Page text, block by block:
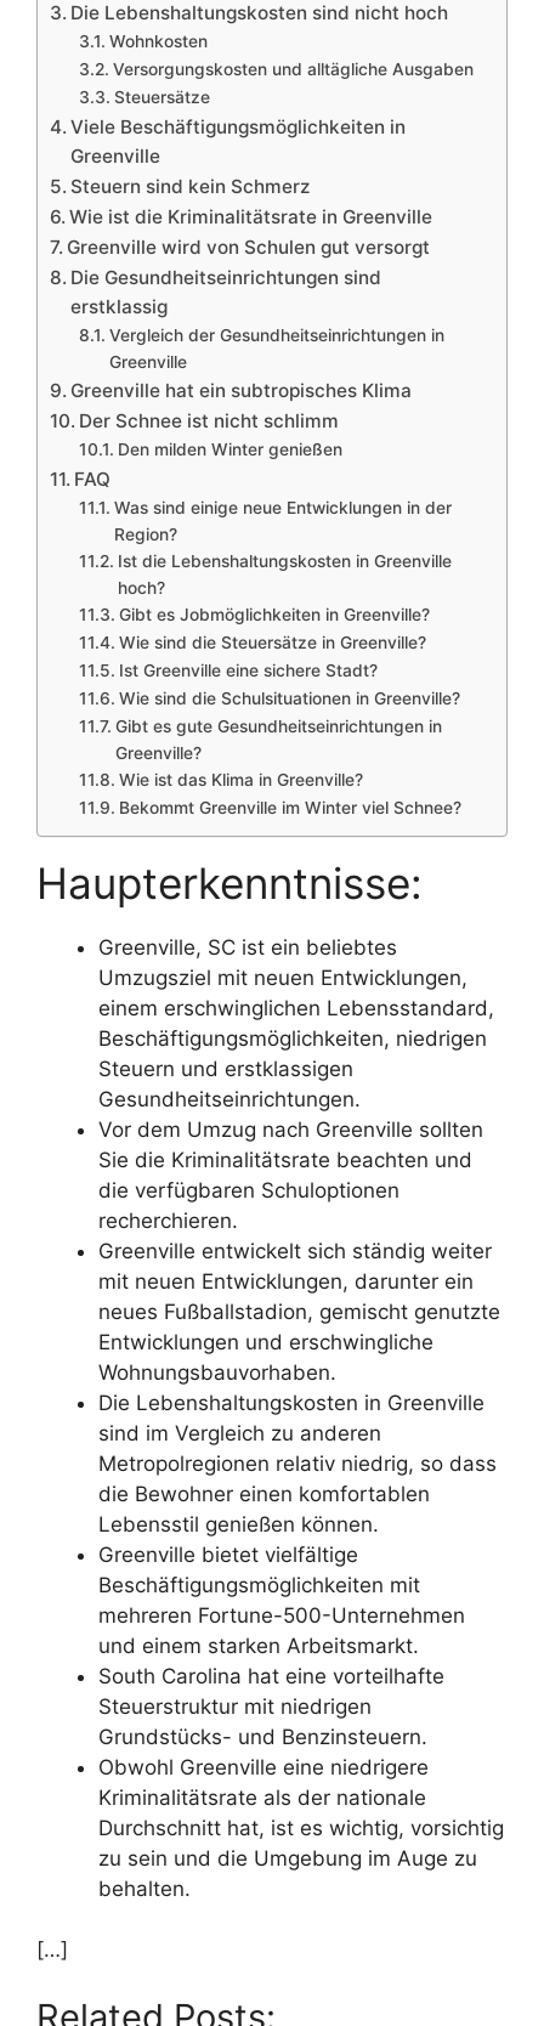
Die Lebenshaltungskosten sind nicht hoch
Wohnkosten
Versorgungskosten und alltägliche Ausgaben
Steuersätze
Viele Beschäftigungsmöglichkeiten in
Greenville
Steuern sind kein Schmerz
Wie ist die Kriminalitätsrate in Greenville
Greenville wird von Schulen gut versorgt
Die Gesundheitseinrichtungen sind
erstklassig
Vergleich der Gesundheitseinrichtungen in
Greenville
Greenville hat ein subtropisches Klima
Der Schnee ist nicht schlimm
Den milden Winter genießen
FAQ
Was sind einige neue Entwicklungen in der
Region?
Ist die Lebenshaltungskosten in Greenville
hoch?
Gibt es Jobmöglichkeiten in Greenville?
Wie sind die Steuersätze in Greenville?
Ist Greenville eine sichere Stadt?
Wie sind die Schulsituationen in Greenville?
Gibt es gute Gesundheitseinrichtungen in
Greenville?
Wie ist das Klima in Greenville?
Bekommt Greenville im Winter viel Schnee?
Haupterkenntnisse:
Greenville, SC ist ein beliebtes
Umzugsziel mit neuen Entwicklungen,
einem erschwinglichen Lebensstandard,
Beschäftigungsmöglichkeiten, niedrigen
Steuern und erstklassigen
Gesundheitseinrichtungen.
Vor dem Umzug nach Greenville sollten
Sie die Kriminalitätsrate beachten und
die verfügbaren Schuloptionen
recherchieren.
Greenville entwickelt sich ständig weiter
mit neuen Entwicklungen, darunter ein
neues Fußballstadion, gemischt genutzte
Entwicklungen und erschwingliche
Wohnungsbauvorhaben.
Die Lebenshaltungskosten in Greenville
sind im Vergleich zu anderen
Metropolregionen relativ niedrig, so dass
die Bewohner einen komfortablen
Lebensstil genießen können.
Greenville bietet vielfältige
Beschäftigungsmöglichkeiten mit
mehreren Fortune-500-Unternehmen
und einem starken Arbeitsmarkt.
South Carolina hat eine vorteilhafte
Steuerstruktur mit niedrigen
Grundstücks- und Benzinsteuern.
Obwohl Greenville eine niedrigere
Kriminalitätsrate als der nationale
Durchschnitt hat, ist es wichtig, vorsichtig
zu sein und die Umgebung im Auge zu
behalten.
[…]
Related Posts: